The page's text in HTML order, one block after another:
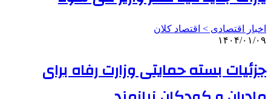
اخبار اقتصادی > اقتصاد كلان
۱۴۰۴/۰۱/۰۹
جزئیات بسته حمایتی وزارت رفاه برای